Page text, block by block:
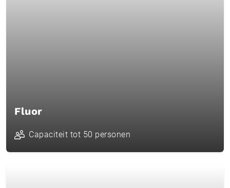
Fluor
Capaciteit tot 50 personen